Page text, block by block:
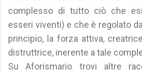
complesso di tutto ciò che
esseri viventi) e che è regolato
principio, la forza attiva,
distruttrice, inerente a tale
Su Aforismario trovi altre